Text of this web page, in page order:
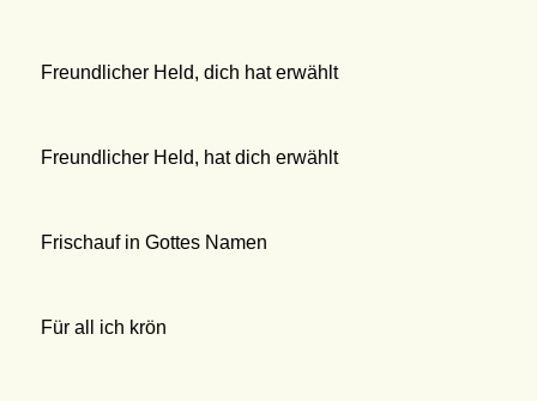
Freundlicher Held, dich hat erwählt
Freundlicher Held, hat dich erwählt
Frischauf in Gottes Namen
Für all ich krön